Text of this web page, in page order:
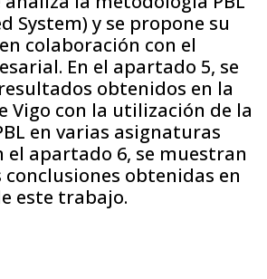
System) y se propone su
colaboración con el
En el apartado 5, se
obtenidos en la
Vigo con la utilización de la
en varias asignaturas
el apartado 6, se muestran
obtenidas en
este trabajo.